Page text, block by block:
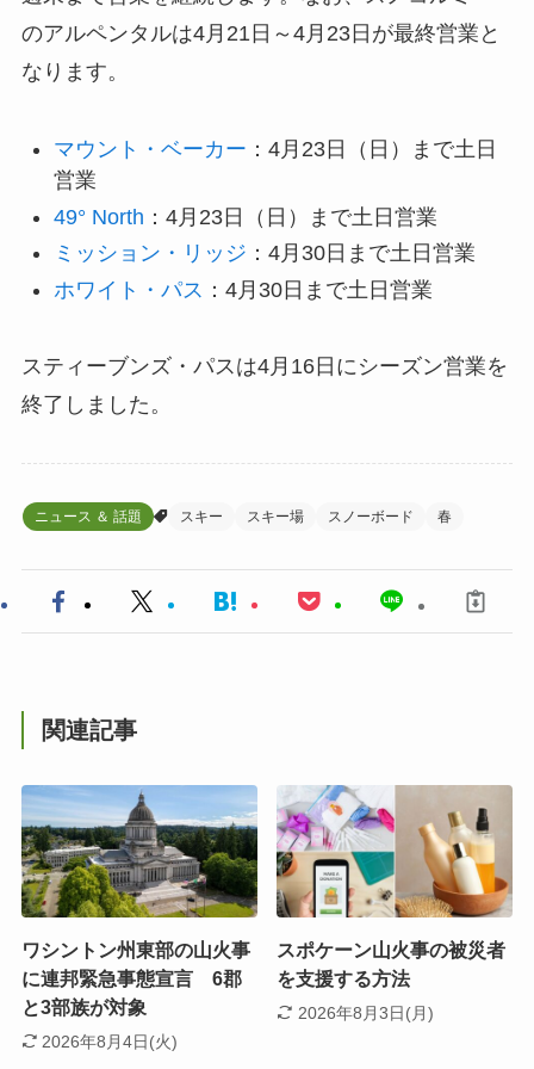
のアルペンタルは4月21日～4月23日が最終営業と
なります。
マウント・ベーカー ：4月23日（日）まで土日
営業
49° North ：4月23日（日）まで土日営業
ミッション・リッジ ：4月30日まで土日営業
ホワイト・パス ：4月30日まで土日営業
スティーブンズ・パスは4月16日にシーズン営業を
終了しました。
ニュース ＆ 話題 スキー スキー場 スノーボード 春
関連記事
ワシントン州東部の山火事
に連邦緊急事態宣言 6郡
と3部族が対象
2026年8月4日(火)
スポケーン山火事の被災者
を支援する方法
2026年8月3日(月)